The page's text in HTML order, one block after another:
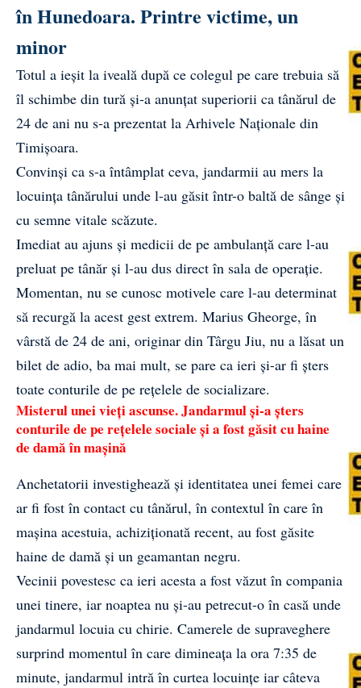
în Hunedoara. Printre victime, un
minor
Totul a ieșit la iveală după ce colegul pe care trebuia să
îl schimbe din tură și-a anunțat superiorii ca tânărul de
24 de ani nu s-a prezentat la Arhivele Naționale din
Timișoara.
Convinși ca s-a întâmplat ceva, jandarmii au mers la
locuința tânărului unde l-au găsit într-o baltă de sânge și
cu semne vitale scăzute.
Imediat au ajuns și medicii de pe ambulanță care l-au
preluat pe tânăr și l-au dus direct în sala de operație.
Momentan, nu se cunosc motivele care l-au determinat
să recurgă la acest gest extrem. Marius Gheorge, în
vârstă de 24 de ani, originar din Târgu Jiu, nu a lăsat un
bilet de adio, ba mai mult, se pare ca ieri și-ar fi șters
toate conturile de pe rețelele de socializare.
Misterul unei vieți ascunse. Jandarmul și-a șters
conturile de pe rețelele sociale și a fost găsit cu haine
de damă în mașină
Anchetatorii investighează și identitatea unei femei care
ar fi fost în contact cu tânărul, în contextul în care în
mașina acestuia, achiziționată recent, au fost găsite
haine de damă și un geamantan negru.
Vecinii povestesc ca ieri acesta a fost văzut în compania
unei tinere, iar noaptea nu și-au petrecut-o în casă unde
jandarmul locuia cu chirie. Camerele de supraveghere
surprind momentul în care dimineața la ora 7:35 de
minute, jandarmul intră în curtea locuințe iar câteva